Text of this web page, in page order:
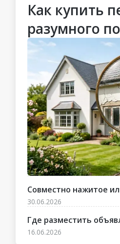
Как купить
разумного
Совместно нажитое
30.06.2026
Где разместить
16.06.2026